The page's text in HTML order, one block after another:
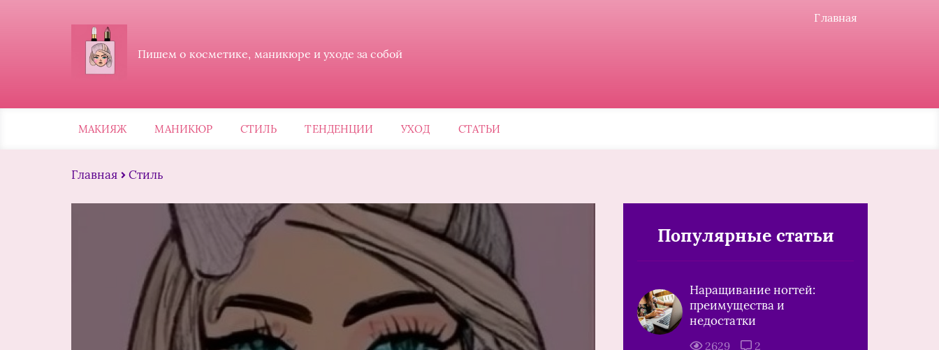
Главная
Пишем о косметике, маникюре и уходе за собой
МАКИЯЖ МАНИКЮР СТИЛЬ ТЕНДЕНЦИИ УХОД СТАТЬИ
Главная Стиль
Популярные статьи
Наращивание ногтей:
преимущества и
недостатки
2629 2